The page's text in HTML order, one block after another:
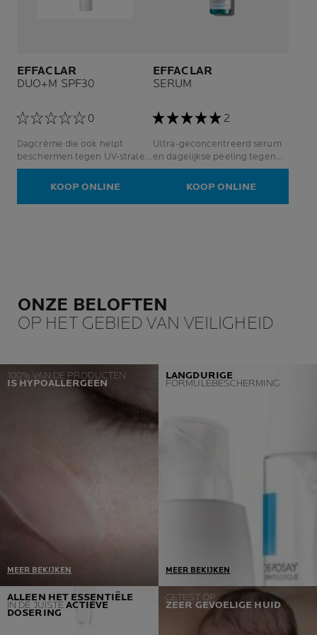
EFFACLAR
DUO+M SPF30
0
Dagcrème die ook helpt
beschermen tegen UV-stralen
en invloeden van buitenaf.
KOOP ONLINE
EFFACLAR
SERUM
2
Ultra-geconcentreerd serum
en dagelijkse peeling tegen
onzuiverheden en
restlittekens.KOOP ONLINE
ONZE BELOFTEN
OP HET GEBIED VAN VEILIGHEID
100% VAN DE PRODUCTEN
IS HYPOALLERGEEN
MEER BEKIJKEN
Een voorwaarde = Optimale
tolerantie.
Als we allergische reacties
LANGDURIGE
FORMULEBESCHERMING
MEER BEKIJKEN
We kiezen alleen de meest
beschermende verpakking
met alleen de
ALLEEN HET ESSENTIËLE
IN DE JUISTEACTIEVE
DOSERING
GETEST OP
ZEER GEVOELIGE HUID